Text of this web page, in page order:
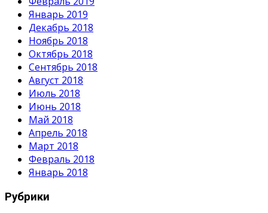
Январь 2019
Декабрь 2018
Ноябрь 2018
Октябрь 2018
Сентябрь 2018
Август 2018
Июль 2018
Июнь 2018
Май 2018
Апрель 2018
Март 2018
Февраль 2018
Январь 2018
Рубрики